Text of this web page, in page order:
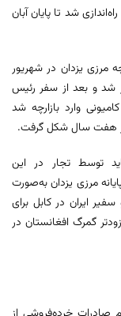
شد تا پایان آبان
مرزی یزدان در شهریور
شد و بعد از سفر رئیس
به‌صورت کامیونی وارد بازارچه شد
از هفت سال شکل گرفت.
توسط تجار در این
مرزی یزدان به‌صورت
ایران در کابل برای
گمرگ افغانستان در